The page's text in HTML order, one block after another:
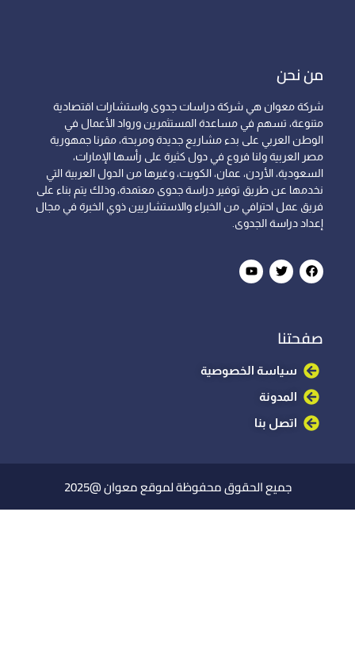
من نحن
شركة معوان هي شركة دراسات جدوى واستشارات اقتصادية
متنوعة، تسهم في مساعدة المستثمرين ورواد الأعمال في
الوطن العربي على بدء مشاريع جديدة ومربحة، مقرنا جمهورية
مصر العربية ولنا فروع في دول كثيرة على رأسها الإمارات،
السعودية، الأردن، عمان، الكويت، وغيرها من الدول العربية التي
نخدمها عن طريق توفير دراسة جدوى معتمدة، وذلك يتم بناء على
فريق عمل احترافي من الخبراء والاستشاريين ذوي الخبرة في مجال
إعداد دراسة الجدوى.
صفحتنا
سياسة الخصوصية
المدونة
اتصل بنا
جميع الحقوق محفوظة لموقع معوان @2025